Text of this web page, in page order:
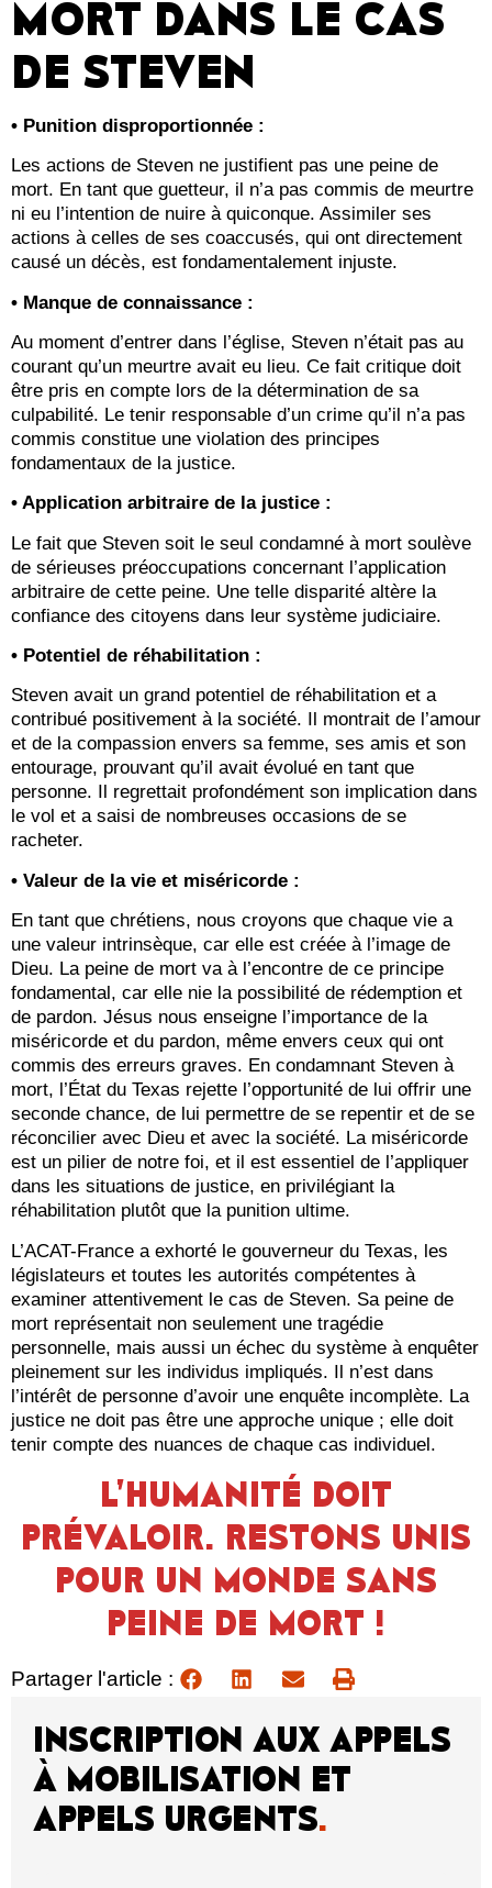
MORT DANS LE CAS
DE STEVEN
• Punition disproportionnée :
Les actions de Steven ne justifient pas une peine de
mort. En tant que guetteur, il n’a pas commis de meurtre
ni eu l’intention de nuire à quiconque. Assimiler ses
actions à celles de ses coaccusés, qui ont directement
causé un décès, est fondamentalement injuste.
• Manque de connaissance :
Au moment d’entrer dans l’église, Steven n’était pas au
courant qu’un meurtre avait eu lieu. Ce fait critique doit
être pris en compte lors de la détermination de sa
culpabilité. Le tenir responsable d’un crime qu’il n’a pas
commis constitue une violation des principes
fondamentaux de la justice.
• Application arbitraire de la justice :
Le fait que Steven soit le seul condamné à mort soulève
de sérieuses préoccupations concernant l’application
arbitraire de cette peine. Une telle disparité altère la
confiance des citoyens dans leur système judiciaire.
• Potentiel de réhabilitation :
Steven avait un grand potentiel de réhabilitation et a
contribué positivement à la société. Il montrait de l’amour
et de la compassion envers sa femme, ses amis et son
entourage, prouvant qu’il avait évolué en tant que
personne. Il regrettait profondément son implication dans
le vol et a saisi de nombreuses occasions de se
racheter.
• Valeur de la vie et miséricorde :
En tant que chrétiens, nous croyons que chaque vie a
une valeur intrinsèque, car elle est créée à l’image de
Dieu. La peine de mort va à l’encontre de ce principe
fondamental, car elle nie la possibilité de rédemption et
de pardon. Jésus nous enseigne l’importance de la
miséricorde et du pardon, même envers ceux qui ont
commis des erreurs graves. En condamnant Steven à
mort, l’État du Texas rejette l’opportunité de lui offrir une
seconde chance, de lui permettre de se repentir et de se
réconcilier avec Dieu et avec la société. La miséricorde
est un pilier de notre foi, et il est essentiel de l’appliquer
dans les situations de justice, en privilégiant la
réhabilitation plutôt que la punition ultime.
L’ACAT-France a exhorté le gouverneur du Texas, les
législateurs et toutes les autorités compétentes à
examiner attentivement le cas de Steven. Sa peine de
mort représentait non seulement une tragédie
personnelle, mais aussi un échec du système à enquêter
pleinement sur les individus impliqués. Il n’est dans
l’intérêt de personne d’avoir une enquête incomplète. La
justice ne doit pas être une approche unique ; elle doit
tenir compte des nuances de chaque cas individuel.
L’HUMANITÉ DOIT
PRÉVALOIR. RESTONS UNIS
POUR UN MONDE SANS
PEINE DE MORT !
Partager l'article :
INSCRIPTION AUX APPELS
À MOBILISATION ET
APPELS URGENTS.